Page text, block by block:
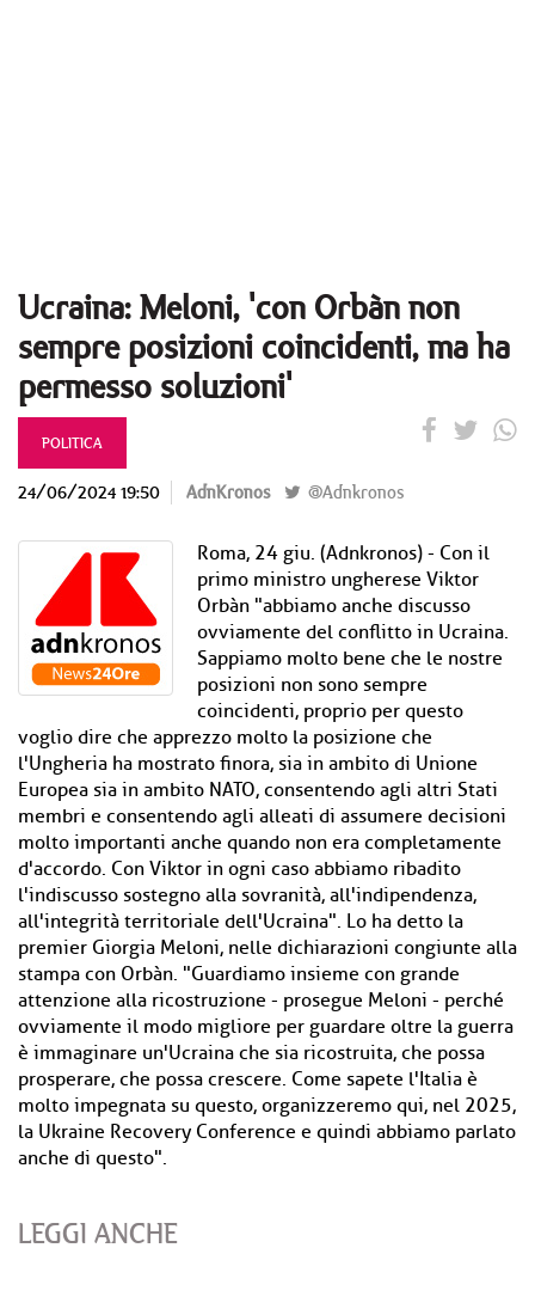
Ucraina: Meloni, 'con Orbàn non
sempre posizioni coincidenti, ma ha
permesso soluzioni'
POLITICA
24/06/2024 19:50 AdnKronos @Adnkronos
Roma, 24 giu. (Adnkronos) - Con il
primo ministro ungherese Viktor
Orbàn "abbiamo anche discusso
ovviamente del conflitto in Ucraina.
Sappiamo molto bene che le nostre
posizioni non sono sempre
coincidenti, proprio per questo
voglio dire che apprezzo molto la posizione che
l'Ungheria ha mostrato finora, sia in ambito di Unione
Europea sia in ambito NATO, consentendo agli altri Stati
membri e consentendo agli alleati di assumere decisioni
molto importanti anche quando non era completamente
d'accordo. Con Viktor in ogni caso abbiamo ribadito
l'indiscusso sostegno alla sovranità, all'indipendenza,
all'integrità territoriale dell'Ucraina". Lo ha detto la
premier Giorgia Meloni, nelle dichiarazioni congiunte alla
stampa con Orbàn. "Guardiamo insieme con grande
attenzione alla ricostruzione - prosegue Meloni - perché
ovviamente il modo migliore per guardare oltre la guerra
è immaginare un'Ucraina che sia ricostruita, che possa
prosperare, che possa crescere. Come sapete l'Italia è
molto impegnata su questo, organizzeremo qui, nel 2025,
la Ukraine Recovery Conference e quindi abbiamo parlato
anche di questo".
LEGGI ANCHE